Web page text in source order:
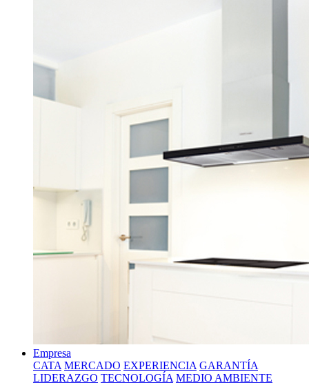
Empresa
CATA MERCADO EXPERIENCIA GARANTÍA
LIDERAZGO TECNOLOGÍA MEDIO AMBIENTE